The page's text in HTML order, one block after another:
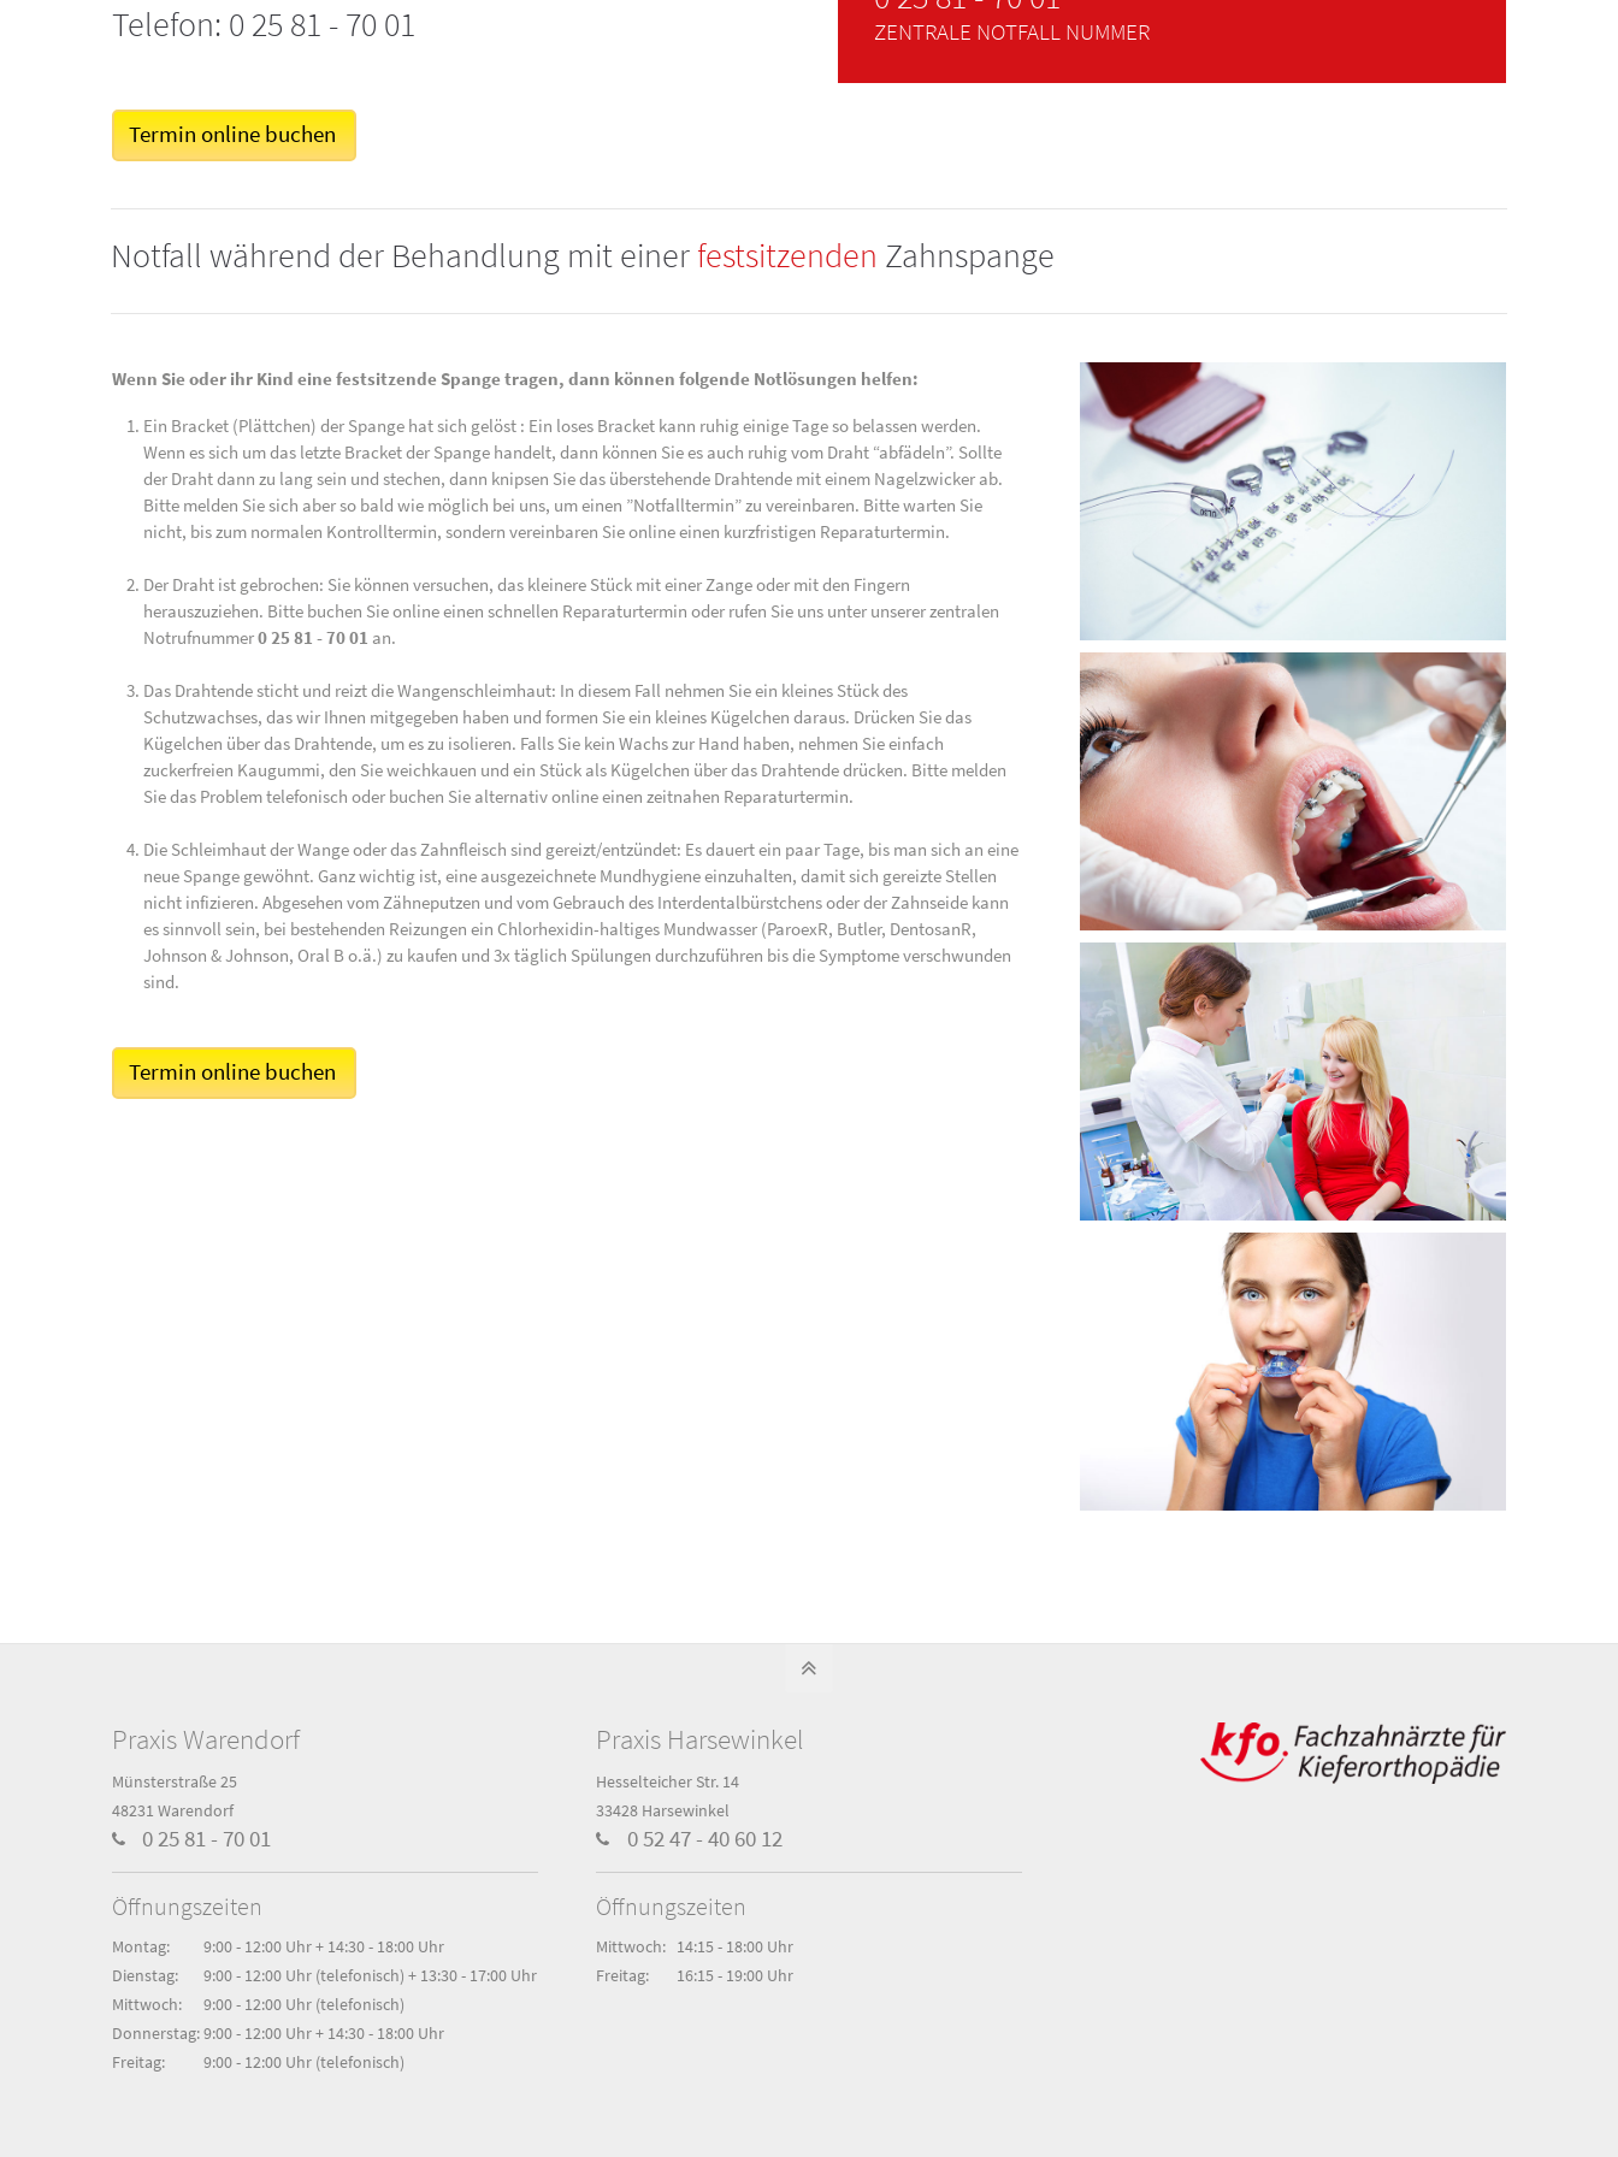
Telefon: 0 25 81 - 70 01
Termin online buchen
ZENTRALE NOTFALL NUMMER
Notfall während der Behandlung mit einerfestsitzenden Zahnspange
Wenn Sie oder ihr Kind eine festsitzende Spange tragen, dann können folgende Notlösungen helfen:
Ein Bracket (Plättchen) der Spange hat sich gelöst : Ein loses Bracket kann ruhig einige Tage so belassen werden.
Wenn es sich um das letzte Bracket der Spange handelt, dann können Sie es auch ruhig vom Draht “abfädeln”. Sollte
der Draht dann zu lang sein und stechen, dann knipsen Sie das überstehende Drahtende mit einem Nagelzwicker ab.
Bitte melden Sie sich aber so bald wie möglich bei uns, um einen ”Notfalltermin” zu vereinbaren. Bitte warten Sie
nicht, bis zum normalen Kontrolltermin, sondern vereinbaren Sie online einen kurzfristigen Reparaturtermin.
Der Draht ist gebrochen: Sie können versuchen, das kleinere Stück mit einer Zange oder mit den Fingern
herauszuziehen. Bitte buchen Sie online einen schnellen Reparaturtermin oder rufen Sie uns unter unserer zentralen
Notrufnummer0 25 81 - 70 01 an.
Das Drahtende sticht und reizt die Wangenschleimhaut: In diesem Fall nehmen Sie ein kleines Stück des
Schutzwachses, das wir Ihnen mitgegeben haben und formen Sie ein kleines Kügelchen daraus. Drücken Sie das
Kügelchen über das Drahtende, um es zu isolieren. Falls Sie kein Wachs zur Hand haben, nehmen Sie einfach
zuckerfreien Kaugummi, den Sie weichkauen und ein Stück als Kügelchen über das Drahtende drücken. Bitte melden
Sie das Problem telefonisch oder buchen Sie alternativ online einen zeitnahen Reparaturtermin.
Die Schleimhaut der Wange oder das Zahnfleisch sind gereizt/entzündet: Es dauert ein paar Tage, bis man sich an eine
neue Spange gewöhnt. Ganz wichtig ist, eine ausgezeichnete Mundhygiene einzuhalten, damit sich gereizte Stellen
nicht infizieren. Abgesehen vom Zähneputzen und vom Gebrauch des Interdentalbürstchens oder der Zahnseide kann
es sinnvoll sein, bei bestehenden Reizungen ein Chlorhexidin-haltiges Mundwasser (ParoexR, Butler, DentosanR,
Johnson & Johnson, Oral B o.ä.) zu kaufen und 3x täglich Spülungen durchzuführen bis die Symptome verschwunden
sind.
Termin online buchen
Praxis Warendorf
Münsterstraße 25
48231 Warendorf
0 25 81 - 70 01
Öffnungszeiten
Montag:
9:00 - 12:00 Uhr + 14:30 - 18:00 Uhr
Dienstag:
9:00 - 12:00 Uhr (telefonisch) + 13:30 - 17:00 Uhr
Mittwoch:
9:00 - 12:00 Uhr (telefonisch)
Donnerstag:9:00 - 12:00 Uhr + 14:30 - 18:00 Uhr
Freitag:
9:00 - 12:00 Uhr (telefonisch)
Praxis Harsewinkel
Hesselteicher Str. 14
33428 Harsewinkel
0 52 47 - 40 60 12
Öffnungszeiten
Mittwoch: 14:15 - 18:00 Uhr
Freitag:
16:15 - 19:00 Uhr